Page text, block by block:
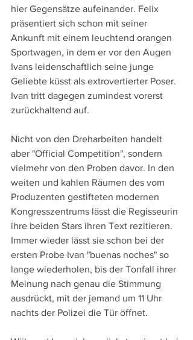
hier Gegensätze aufeinander. Felix
präsentiert sich schon mit seiner
Ankunft mit einem leuchtend orangen
Sportwagen, in dem er vor den Augen
Ivans leidenschaftlich seine junge
Geliebte küsst als extrovertierter Poser.
Ivan tritt dagegen zumindest vorerst
zurückhaltend auf.
Nicht von den Dreharbeiten handelt
aber "Official Competition", sondern
vielmehr von den Proben davor. In den
weiten und kahlen Räumen des vom
Produzenten gestifteten modernen
Kongresszentrums lässt die Regisseurin
ihre beiden Stars ihren Text rezitieren.
Immer wieder lässt sie schon bei der
ersten Probe Ivan "buenas noches" so
lange wiederholen, bis der Tonfall ihrer
Meinung nach genau die Stimmung
ausdrückt, mit der jemand um 11 Uhr
nachts der Polizei die Tür öffnet.